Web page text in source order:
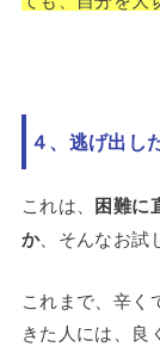
４、逃げ出し
これは、 困難に
か、そんなお試
これまで、辛く
きた人には、良